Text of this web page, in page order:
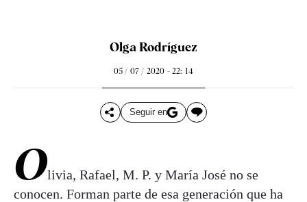
Olga Rodríguez
05 / 07 / 2020 - 22: 14
Seguir en
Olivia, Rafael, M. P. y María José no se
conocen. Forman parte de esa generación que ha